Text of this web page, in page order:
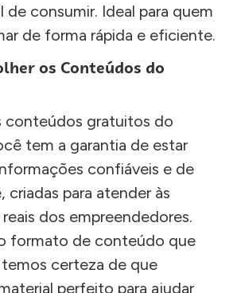
consumir. Ideal para quem
de forma rápida e eficiente.
os Conteúdos do
conteúdos gratuitos do
tem a garantia de estar
confiáveis e de
criadas para atender às
dos empreendedores.
formato de conteúdo que
certeza de que
perfeito para ajudar